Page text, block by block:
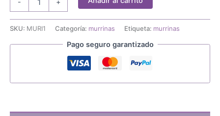
-
cantidad
+
SKU: MURI1 Categoría: murrinas Etiqueta: murrinas
Pago seguro garantizado